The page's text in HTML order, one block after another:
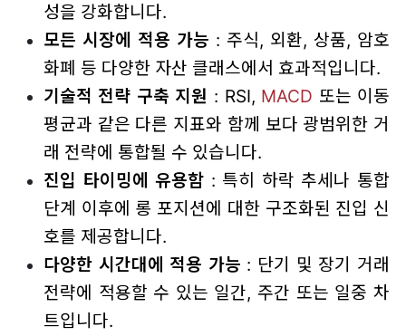
성을 강화합니다.
모든 시장에 적용 가능 : 주식, 외환, 상품, 암호
화폐 등 다양한 자산 클래스에서 효과적입니다.
기술적 전략 구축 지원 : RSI, MACD 또는 이동
평균과 같은 다른 지표와 함께 보다 광범위한 거
래 전략에 통합될 수 있습니다.
진입 타이밍에 유용함 : 특히 하락 추세나 통합
단계 이후에 롱 포지션에 대한 구조화된 진입 신
호를 제공합니다.
다양한 시간대에 적용 가능 : 단기 및 장기 거래
전략에 적용할 수 있는 일간, 주간 또는 일중 차
트입니다.